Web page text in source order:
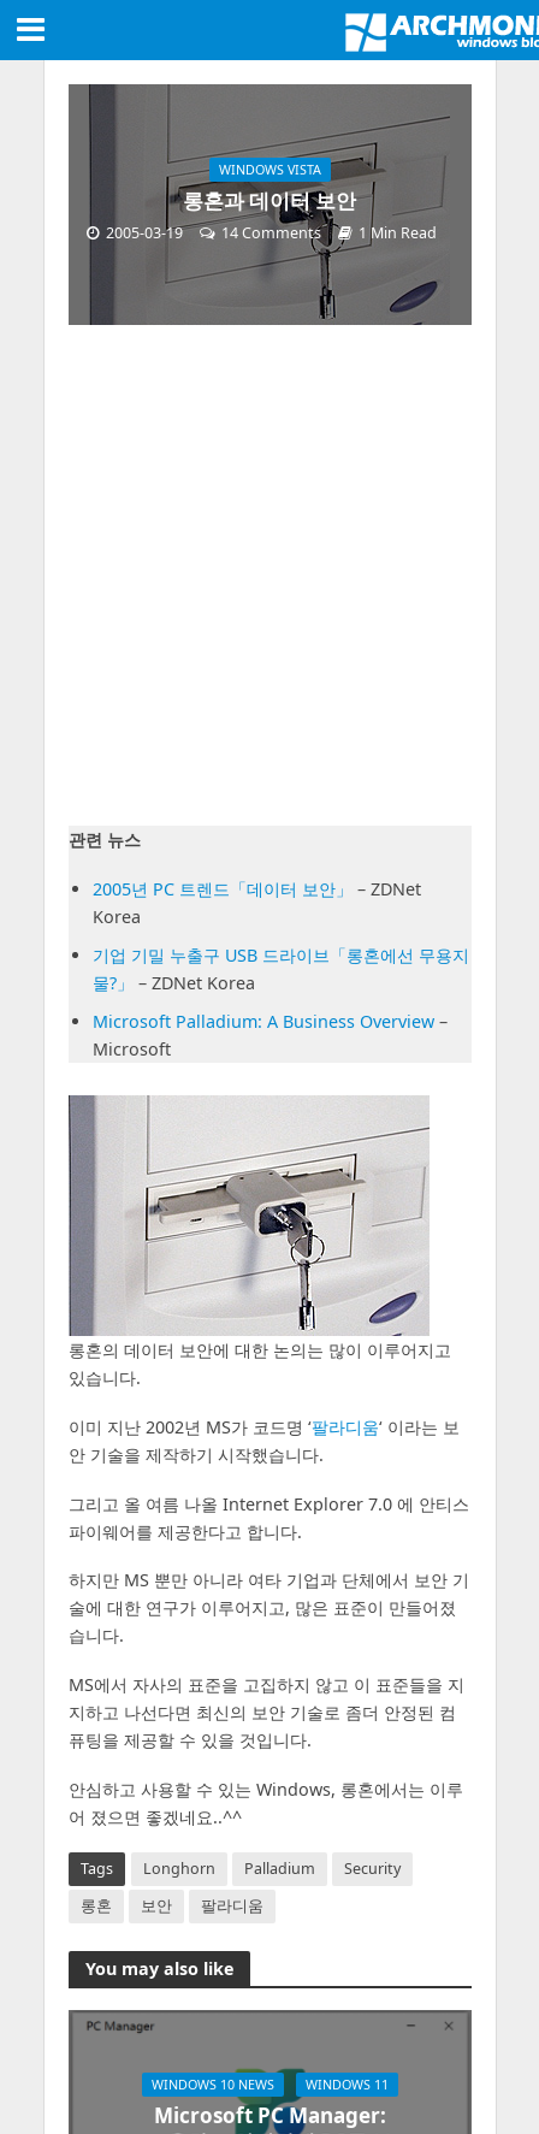
WINDOWS VISTA
롱혼과 데이터 보안
2005-03-19 14 Comments 1 Min Read
관련 뉴스
2005년 PC 트렌드「데이터 보안」
– ZDNet
Korea
기업 기밀 누출구 USB 드라이브「롱혼에선 무용지
물?」
– ZDNet Korea
Microsoft Palladium: A Business Overview–
Microsoft
롱혼의 데이터 보안에 대한 논의는 많이 이루어지고
있습니다.
이미 지난 2002년 MS가 코드명 ‘팔라디움‘ 이라는 보
안 기술을 제작하기 시작했습니다.
그리고 올 여름 나올 Internet Explorer 7.0 에 안티스
파이웨어를 제공한다고 합니다.
하지만 MS 뿐만 아니라 여타 기업과 단체에서 보안 기
술에 대한 연구가 이루어지고, 많은 표준이 만들어졌
습니다.
MS에서 자사의 표준을 고집하지 않고 이 표준들을 지
지하고 나선다면 최신의 보안 기술로 좀더 안정된 컴
퓨팅을 제공할 수 있을 것입니다.
안심하고 사용할 수 있는 Windows, 롱혼에서는 이루
어 졌으면 좋겠네요..^^
Tags Longhorn Palladium
Security
롱혼
보안 팔라디움
You may also like
WINDOWS 10 NEWS WINDOWS 11
Microsoft PC Manager: